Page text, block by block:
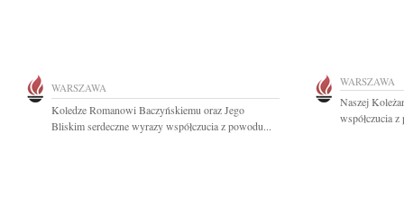
WARSZAWA
Koledze Romanowi Baczyńskiemu oraz Jego
Bliskim serdeczne wyrazy współczucia z powodu...
WARSZAWA
Naszej
współczucia